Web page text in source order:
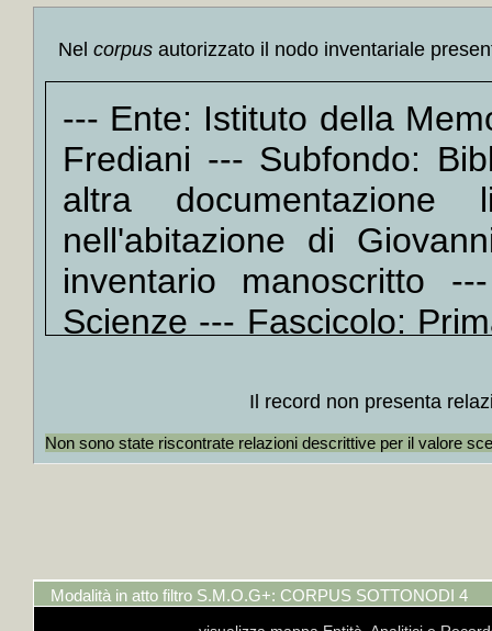
sociale
+ Il
+La
+++
+La
+La
+La
+
+Lo
+
Radice
+
+
+
Freud
Nelcorpus autorizzato il nodo inventariale
--- Ente: Istituto della
Frediani --- Subfondo:
altra
nell'abitazione di
inventario manoscritto
Scienze --- Fascicolo:
Catalogo ISBD(G)
Il record non presenta
Non sono state riscontrate relazioni descrittive per il valore
Modalità in atto filtro S.M.O.G+: CORPUS SOTTONODI 4